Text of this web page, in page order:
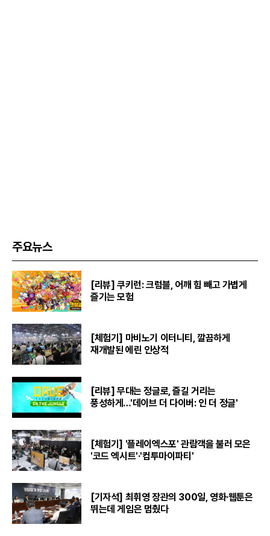
주요뉴스
[리뷰] 쿠키런: 크럼블, 어깨 힘 빼고 가볍게
즐기는 모험
[체험기] 마비노기 이터니티, 깔끔하게
재개발된 에린 인상적
[리뷰] 무대는 정글로, 즐길 거리는
풍성하게…'데이브 더 다이버: 인 더 정글'
[체험기] '플레이엑스포' 관람객을 불러 모은
'코드 엑시트'·'컴투마이파티'
[기자석] 최휘영 장관의 300일, 영화·웹툰은
뛰는데 게임은 멈췄다